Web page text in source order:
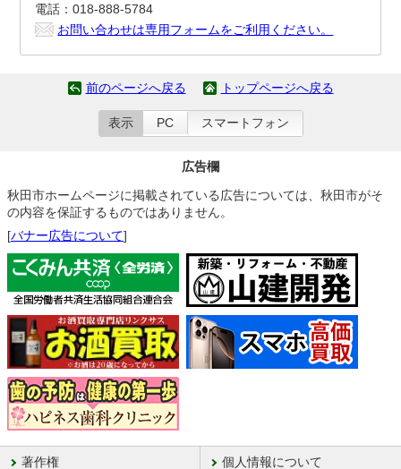
電話：018-888-5784
お問い合わせは専用フォームをご利用ください。
前のページへ戻る トップページへ戻る
表示 PC スマートフォン
広告欄
秋田市ホームページに掲載されている広告については、秋田市がそ
の内容を保証するものではありません。
[バナー広告について]
著作権 個人情報について